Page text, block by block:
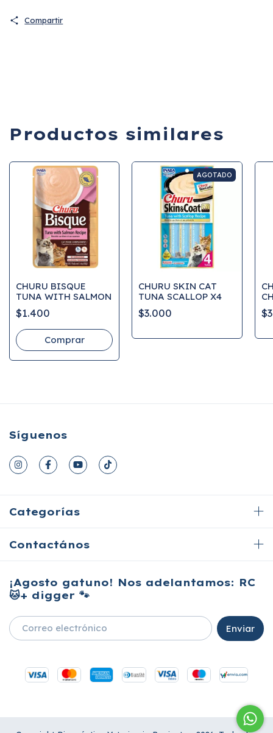
Compartir
Productos similares
CHURU BISQUE
TUNA WITH SALMON
$1.400
AGOTADO
CHURU SKIN CAT
TUNA SCALLOP X4
$3.000
Síguenos
Categorías
Contactános
¡Agosto gatuno! Nos adelantamos: RC
🐱+ digger 🐾